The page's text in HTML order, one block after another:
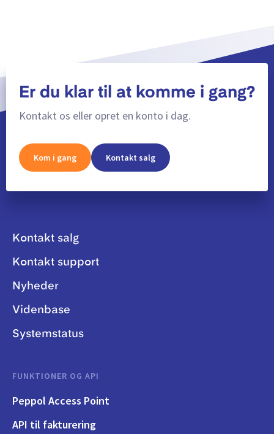
Er du klar til at komme i gang?
Kontakt os eller opret en konto i dag.
Kom i gang Kontakt salg
Kontakt salg
Kontakt support
Nyheder
Videnbase
Systemstatus
FUNKTIONER OG API
Peppol Access Point
API til fakturering